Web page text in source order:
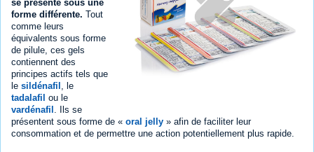
se présente sous une
forme différente. Tout
comme leurs
équivalents sous forme
de pilule, ces gels
contiennent des
principes actifs tels que
le sildénafil , le
tadalafil ou le
vardénafil . Ils se
présentent sous forme de « oral jelly » afin de faciliter leur
consommation et de permettre une action potentiellement plus rapide.